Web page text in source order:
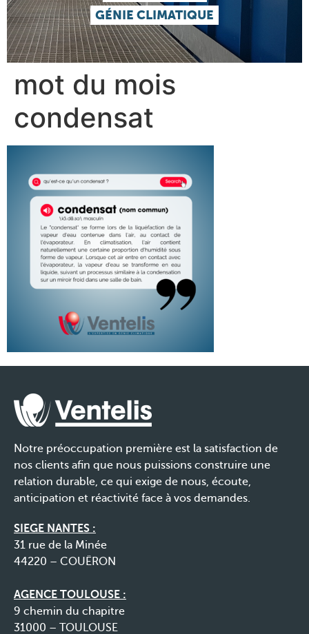
GÉNIE CLIMATIQUE
mot du mois
condensat
Notre préoccupation première est la satisfaction de
nos clients afin que nous puissions construire une
relation durable, ce qui exige de nous, écoute,
anticipation et réactivité face à vos demandes.
SIEGE NANTES :
31 rue de la Minée
44220 – COUËRON
AGENCE TOULOUSE :
9 chemin du chapitre
31000 – TOULOUSE